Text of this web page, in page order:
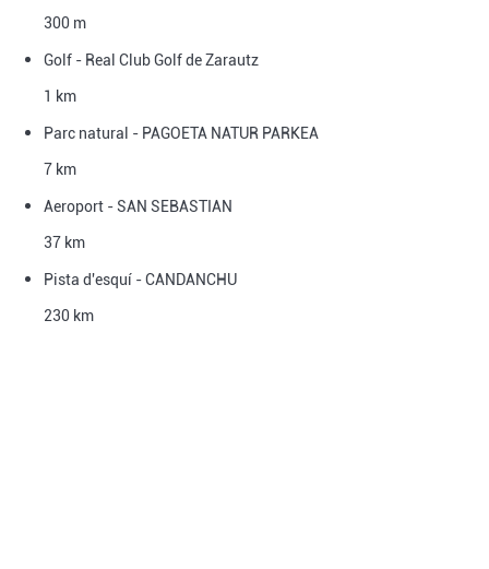
300 m
Golf - Real Club Golf de Zarautz
1 km
Parc natural - PAGOETA NATUR PARKEA
7 km
Aeroport - SAN SEBASTIAN
37 km
Pista d'esquí - CANDANCHU
230 km